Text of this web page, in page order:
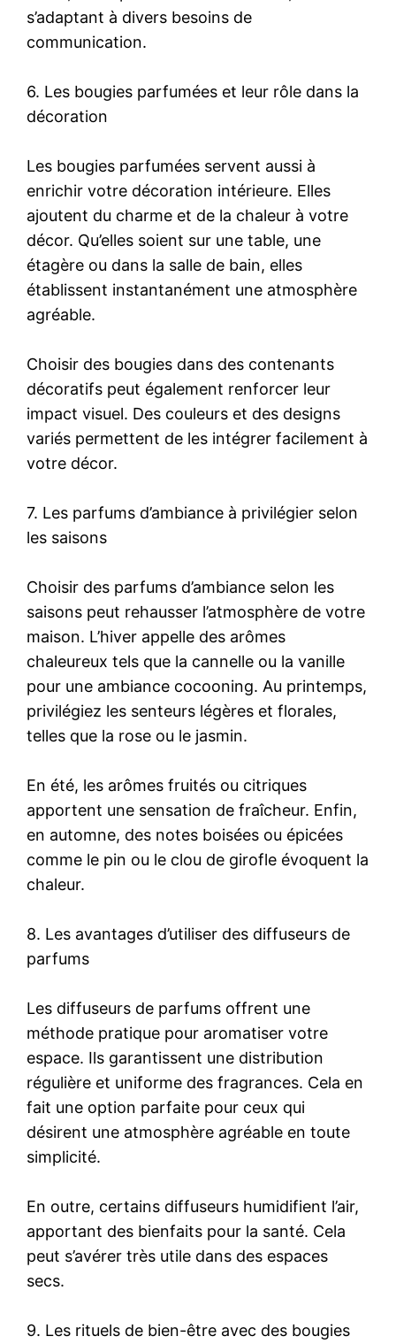
s’adaptant à divers besoins de
communication.
6. Les bougies parfumées et leur rôle dans la
décoration
Les bougies parfumées servent aussi à
enrichir votre décoration intérieure. Elles
ajoutent du charme et de la chaleur à votre
décor. Qu’elles soient sur une table, une
étagère ou dans la salle de bain, elles
établissent instantanément une atmosphère
agréable.
Choisir des bougies dans des contenants
décoratifs peut également renforcer leur
impact visuel. Des couleurs et des designs
variés permettent de les intégrer facilement à
votre décor.
7. Les parfums d’ambiance à privilégier selon
les saisons
Choisir des parfums d’ambiance selon les
saisons peut rehausser l’atmosphère de votre
maison. L’hiver appelle des arômes
chaleureux tels que la cannelle ou la vanille
pour une ambiance cocooning. Au printemps,
privilégiez les senteurs légères et florales,
telles que la rose ou le jasmin.
En été, les arômes fruités ou citriques
apportent une sensation de fraîcheur. Enfin,
en automne, des notes boisées ou épicées
comme le pin ou le clou de girofle évoquent la
chaleur.
8. Les avantages d’utiliser des diffuseurs de
parfums
Les diffuseurs de parfums offrent une
méthode pratique pour aromatiser votre
espace. Ils garantissent une distribution
régulière et uniforme des fragrances. Cela en
fait une option parfaite pour ceux qui
désirent une atmosphère agréable en toute
simplicité.
En outre, certains diffuseurs humidifient l’air,
apportant des bienfaits pour la santé. Cela
peut s’avérer très utile dans des espaces
secs.
9. Les rituels de bien-être avec des bougies